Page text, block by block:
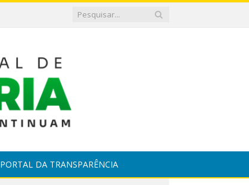
PORTAL DA TRANSPARÊNCIA